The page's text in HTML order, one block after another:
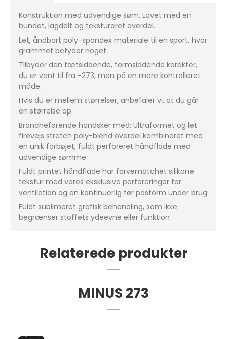
Konstruktion med udvendige søm. Lavet med en
bundet, lagdelt og tekstureret overdel.
Let, åndbart poly-spandex materiale til en sport, hvor
grammet betyder noget.
Tilbyder den tætsiddende, formsiddende karakter,
du er vant til fra -273, men på en mere kontrolleret
måde.
Hvis du er mellem størrelser, anbefaler vi, at du går
en størrelse op.
Brancheførende handsker med: Ultraformet og let
firevejs stretch poly-blend overdel kombineret med
en unik forbøjet, fuldt perforeret håndflade med
udvendige sømme
Fuldt printet håndflade har farvematchet silikone
tekstur med vores eksklusive perforeringer for
ventilation og en kontinuerlig tør pasform under brug
Fuldt sublimeret grafisk behandling, som ikke
begrænser stoffets ydeevne eller funktion
Relaterede produkter
MINUS 273